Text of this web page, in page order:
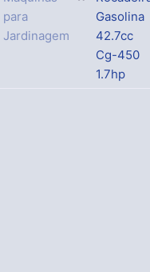
para
Jardinagem
Gasolina
42.7cc
Cg-450
1.7hp